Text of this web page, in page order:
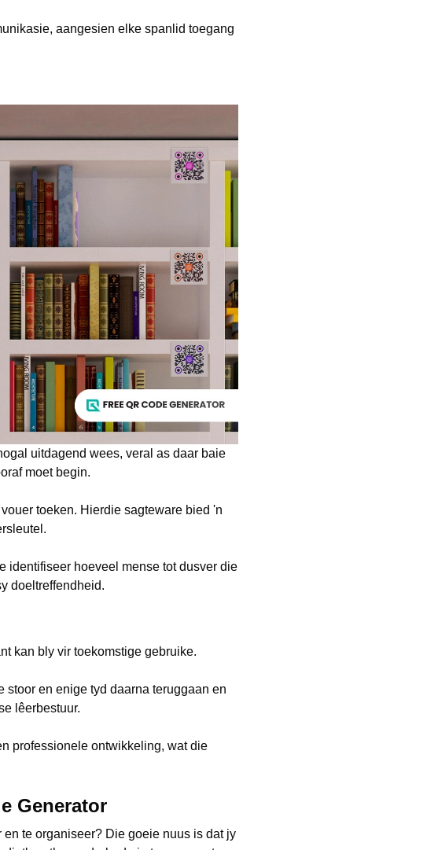
aangesien elke spanlid toegang
uitdagend wees, veral as daar baie
moet begin.
toeken. Hierdie sagteware bied 'n
identifiseer hoeveel mense tot dusver die
doeltreffendheid.
kan bly vir toekomstige gebruike.
stoor en enige tyd daarna teruggaan en
lêerbestuur.
professionele ontwikkeling, wat die
Generator
te organiseer? Die goeie nuus is dat jy